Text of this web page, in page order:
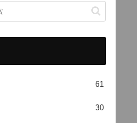
61
30